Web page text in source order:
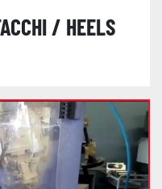
/ HEELS